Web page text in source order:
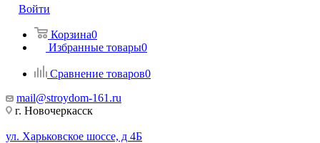
Войти
Корзина0
Избранные товары0
Сравнение товаров0
mail@stroydom-161.ru
г. Новочеркасск
ул. Харьковское шоссе, д 4Б